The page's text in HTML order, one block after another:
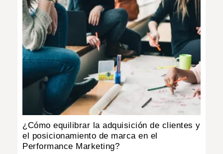
¿Cómo equilibrar la adquisición de clientes y
el posicionamiento de marca en el
Performance Marketing?